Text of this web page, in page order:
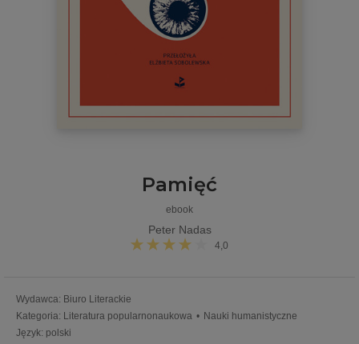
Pamięć
ebook
Peter Nadas
4,0
Wydawca: Biuro Literackie
Kategoria: Literatura popularnonaukowa • Nauki humanistyczne
Język: polski